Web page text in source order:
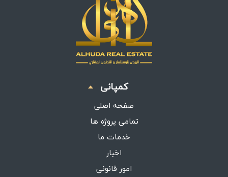
کمپانی
صفحه اصلی
تمامی پروژه ها
خدمات ما
اخبار
امور قانونی